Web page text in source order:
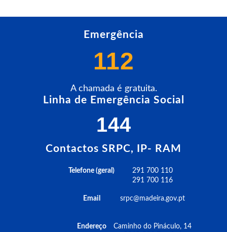
Emergência
112
A chamada é gratuita.
Linha de Emergência Social
144
Contactos SRPC, IP- RAM
Telefone (geral)
Email
Endereço
291 700 110
291 700 116
srpc@madeira.gov.pt
Caminho do Pináculo, 14